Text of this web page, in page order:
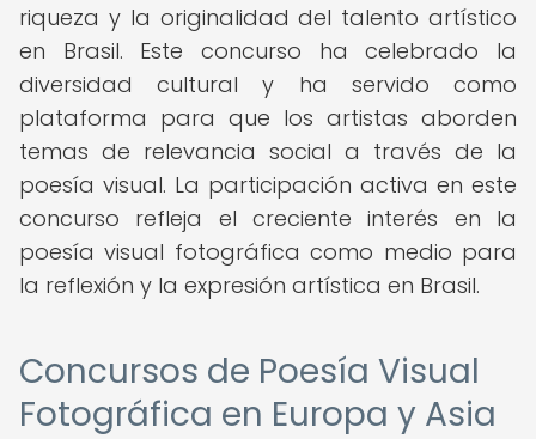
riqueza y la originalidad del talento artístico
en Brasil. Este concurso ha celebrado la
diversidad cultural y ha servido como
plataforma para que los artistas aborden
temas de relevancia social a través de la
poesía visual. La participación activa en este
concurso refleja el creciente interés en la
poesía visual fotográfica como medio para
la reflexión y la expresión artística en Brasil.
Concursos de Poesía Visual
Fotográfica en Europa y Asia